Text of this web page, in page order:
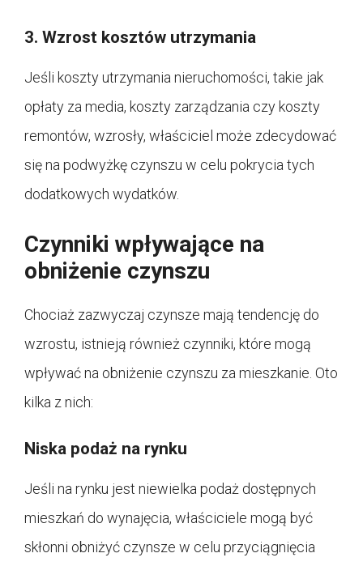
3. Wzrost kosztów utrzymania
Jeśli koszty utrzymania nieruchomości, takie jak
opłaty za media, koszty zarządzania czy koszty
remontów, wzrosły, właściciel może zdecydować
się na podwyżkę czynszu w celu pokrycia tych
dodatkowych wydatków.
Czynniki wpływające na
obniżenie czynszu
Chociaż zazwyczaj czynsze mają tendencję do
wzrostu, istnieją również czynniki, które mogą
wpływać na obniżenie czynszu za mieszkanie. Oto
kilka z nich:
Niska podaż na rynku
Jeśli na rynku jest niewielka podaż dostępnych
mieszkań do wynajęcia, właściciele mogą być
skłonni obniżyć czynsze w celu przyciągnięcia